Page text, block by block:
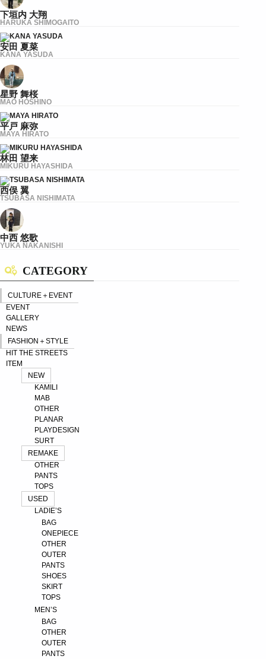
下垣内 大翔
HARUKA SHIMOGAITO
安田 夏菜
KANA YASUDA
星野 舞桜
MAO HOSHINO
平戸 麻弥
MAYA HIRATO
林田 望来
MIKURU HAYASHIDA
西俣 翼
TSUBASA NISHIMATA
中西 悠歌
YUKA NAKANISHI
CATEGORY
CULTURE＋EVENT
EVENT
GALLERY
NEWS
FASHION＋STYLE
HIT THE STREETS
ITEM
NEW
KAMILI
MAB
OTHER
PLANAR
PLAYDESIGN
SURT
REMAKE
OTHER
PANTS
TOPS
USED
LADIE’S
BAG
ONEPIECE
OTHER
OUTER
PANTS
SHOES
SKIRT
TOPS
MEN’S
BAG
OTHER
OUTER
PANTS